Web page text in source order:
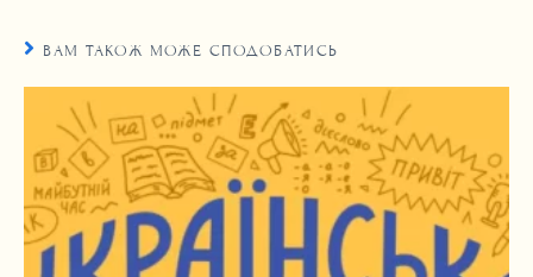
ВАМ ТАКОЖ МОЖЕ СПОДОБАТИСЬ